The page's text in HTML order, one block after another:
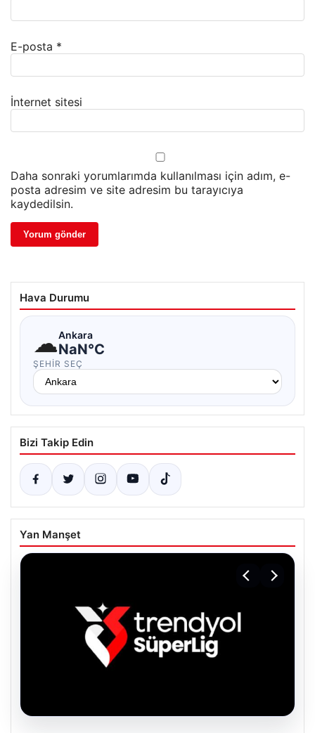
E-posta *
İnternet sitesi
Daha sonraki yorumlarımda kullanılması için adım, e-
posta adresim ve site adresim bu tarayıcıya
kaydedilsin.
Hava Durumu
☁Ankara
NaN°C
ŞEHIR SEÇ
Bizi Takip Edin
Yan Manşet